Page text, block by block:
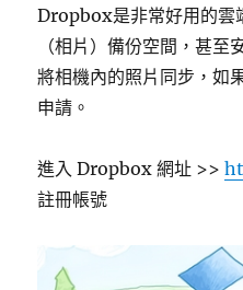
Dropbox是非常好用的雲
（相片）備份空間，甚
將相機內的照片同步，如
申請。
進入 Dropbox 網址 >>
註冊帳號